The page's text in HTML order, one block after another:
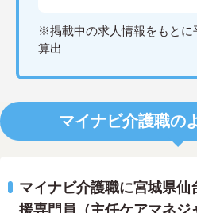
※掲載中の求人情報をもとに
算出
マイナビ介護職の
マイナビ介護職に宮城県